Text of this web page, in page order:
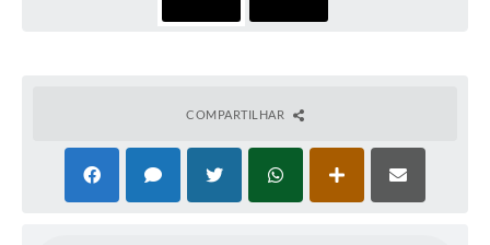
COMPARTILHAR